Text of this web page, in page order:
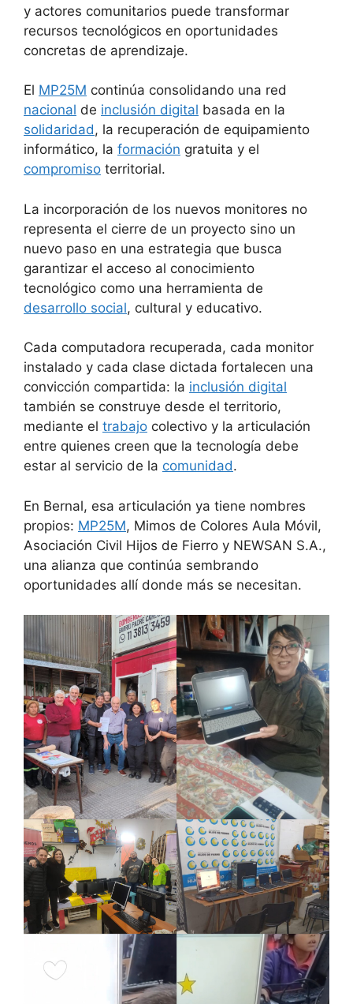
y actores comunitarios puede transformar
recursos tecnológicos en oportunidades
concretas de aprendizaje.
El MP25M continúa consolidando una red
nacional de inclusión digital basada en la
solidaridad, la recuperación de equipamiento
informático, la formación gratuita y el
compromiso territorial.
La incorporación de los nuevos monitores no
representa el cierre de un proyecto sino un
nuevo paso en una estrategia que busca
garantizar el acceso al conocimiento
tecnológico como una herramienta de
desarrollo social, cultural y educativo.
Cada computadora recuperada, cada monitor
instalado y cada clase dictada fortalecen una
convicción compartida: la inclusión digital
también se construye desde el territorio,
mediante el trabajo colectivo y la articulación
entre quienes creen que la tecnología debe
estar al servicio de la comunidad.
En Bernal, esa articulación ya tiene nombres
propios: MP25M, Mimos de Colores Aula Móvil,
Asociación Civil Hijos de Fierro y NEWSAN S.A.,
una alianza que continúa sembrando
oportunidades allí donde más se necesitan.